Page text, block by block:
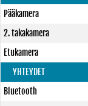
Pääkamera
2. takakamera
Etukamera
YHTEYDET
Bluetooth